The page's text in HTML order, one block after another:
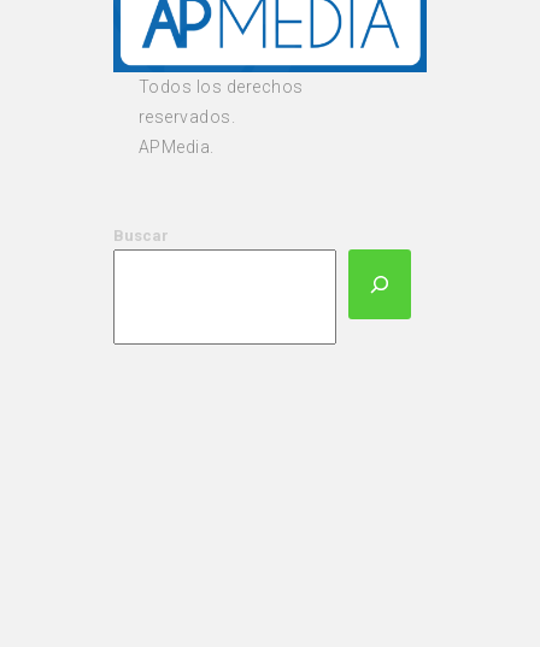
Todos los derechos
reservados.
APMedia.
Buscar